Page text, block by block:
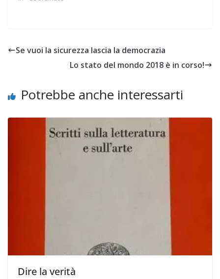
Se vuoi la sicurezza lascia la democrazia
Lo stato del mondo 2018 è in corso!
Potrebbe anche interessarti
Dire la verità